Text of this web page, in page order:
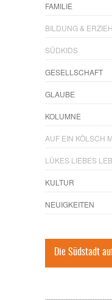
FAMILIE
BILDUNG &
SÜDKIDS
GESELLSCHAFT
GLAUBE
KOLUMNE
AUF EIN KÖLSCH
LÜKES LIEBES
KULTUR
NEUIGKEITEN
Die Südstadt